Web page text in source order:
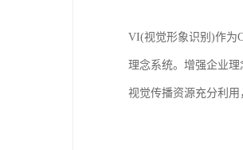
VI(视觉形象识别)作为
理念系统。增强企业
视觉传播资源充分利用